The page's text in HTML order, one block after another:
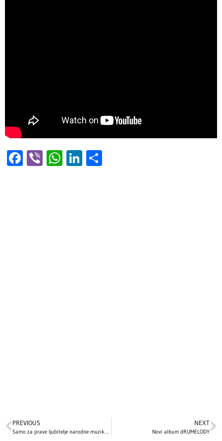
Facebook
ViberWhatsApp
LinkedIn
PREVIOUS
Samo za prave ljubitelje narodne muzike: Veljo Kovačević snimio novi cover!
NEXT
Novi album dRUMELODY